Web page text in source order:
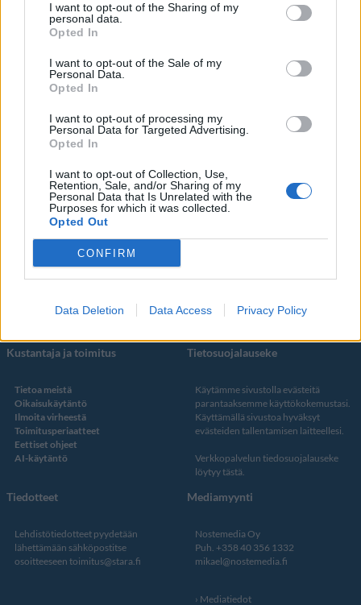
I want to opt-out of the Sharing of my
personal data.
Opted In
I want to opt-out of the Sale of my
Personal Data.
Opted In
I want to opt-out of processing my
Personal Data for Targeted Advertising.
Opted In
I want to opt-out of Collection, Use,
Retention, Sale, and/or Sharing of my
Personal Data that Is Unrelated with the
Purposes for which it was collected.
Opted Out
CONFIRM
Data Deletion Data Access Privacy Policy
Mediatiedot
RSS-ohje
Päivän Lehti
Lifestyle
Koti & Asuminen
Viihde
StaraTV
Autot
Elokuvat
Some
YouTube
Instagram
Twitter
Kustantaja ja toimitus
Tietoa meistä
Oikaisukäytäntö
Ilmoita virheestä
Toimitusperiaatteet
Eettiset ohjeet
AI-käytäntö
Tietosuojalauseke
Käytämme sivustolla evästeitä
parantaaksemme käyttökokemustasi.
Käyttämällä sivustoa hyväksyt
evästeiden tallentamisen laitteellesi.
Verkkopalvelun tiedosuojalauseke
löytyy tästä
Tiedotteet
Lehdistötiedotteet pyydetään
lähettämään sähköpostitse
osoitteeseen toimitus@stara.fi
Mediamyynti
Nostemedia Oy
Puh. +358 40 356 1332
mikael@nostemedia.fi
Mediatiedot